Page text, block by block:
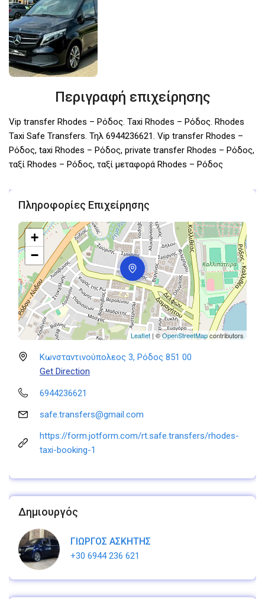
Περιγραφή επιχείρησης
Vip transfer Rhodes – Ρόδος. Taxi Rhodes – Ρόδος. Rhodes
Taxi Safe Transfers. Τηλ 6944236621. Vip transfer Rhodes –
Ρόδος, taxi Rhodes – Ρόδος, private transfer Rhodes – Ρόδος,
ταξί Rhodes – Ρόδος, ταξί μεταφορά Rhodes – Ρόδος
Πληροφορίες Επιχείρησης
+
−
Leaflet | ©OpenStreetMapcontributors
Κωνσταντινούπολεος 3, Ρόδος 851 00
Get Direction
6944236621
safe.transfers@gmail.com
https://form.jotform.com/rt.safe.transfers/rhodes-
taxi-booking-1
Δημιουργός
ΓΙΩΡΓΟΣ ΑΣΚΗΤΗΣ
+30 6944 236 621